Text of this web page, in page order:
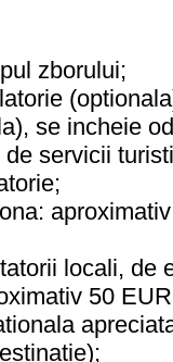
zborului;
se incheie
servicii
locali, de
50